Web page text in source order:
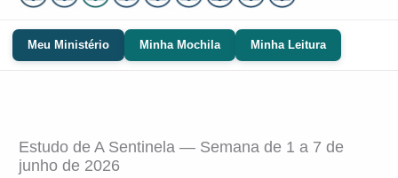
Meu Ministério Minha Mochila Minha Leitura
Estudo de A Sentinela — Semana de 1 a 7 de
junho de 2026